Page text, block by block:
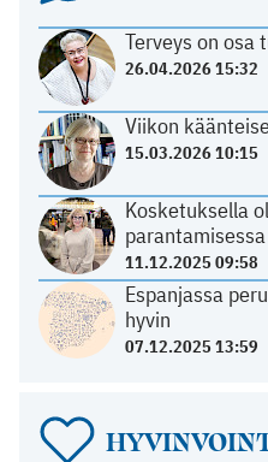
Terveys on osa
26.04.2026 15:32
Viikon
15.03.2026 10:15
Kosketuksella
parantamisessa
11.12.2025 09:58
Espanjassa
hyvin
07.12.2025 13:59